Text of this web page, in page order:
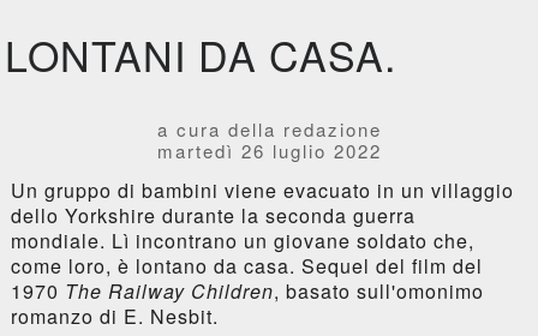
LONTANI DA CASA.
a cura della redazione
martedì 26 luglio 2022
Un gruppo di bambini viene evacuato in un villaggio
dello Yorkshire durante la seconda guerra
mondiale. Lì incontrano un giovane soldato che,
come loro, è lontano da casa. Sequel del film del
1970 The Railway Children, basato sull'omonimo
romanzo di E. Nesbit.